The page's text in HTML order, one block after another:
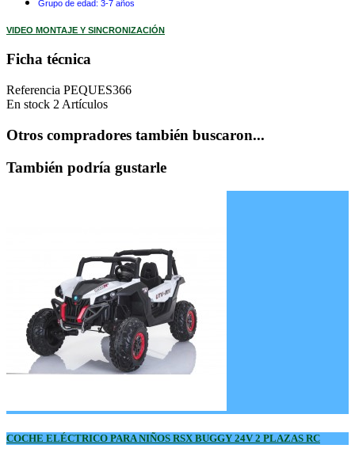
Grupo de edad: 3-7 años
VIDEO MONTAJE Y SINCRONIZACIÓN
Ficha técnica
Referencia PEQUES366
En stock 2 Artículos
Otros compradores también buscaron...
También podría gustarle
COCHE ELÉCTRICO PARA NIÑOS RSX BUGGY 24V 2 PLAZAS RC